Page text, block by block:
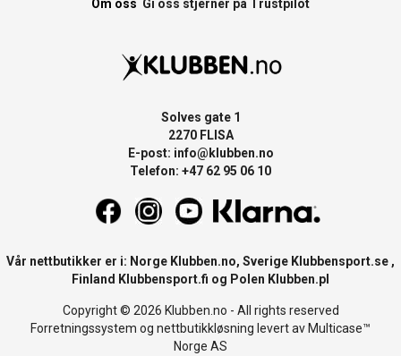
Om oss Gi oss stjerner på Trustpilot
Solves gate 1
2270 FLISA
E-post: info@klubben.no
Telefon: +47 62 95 06 10
Vår nettbutikker er i: Norge Klubben.no, Sverige Klubbensport.se ,
Finland Klubbensport.fi og Polen Klubben.pl
Copyright © 2026 Klubben.no - All rights reserved
Forretningssystem og nettbutikkløsning levert av Multicase™
Norge AS